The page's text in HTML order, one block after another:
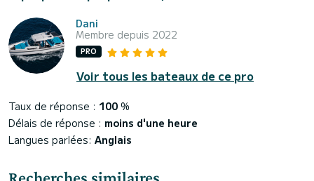
Dani
Membre depuis 2022
PRO
Voir tous les bateaux de ce pro
Taux de réponse : 100 %
Délais de réponse : moins d'une heure
Langues parlées: Anglais